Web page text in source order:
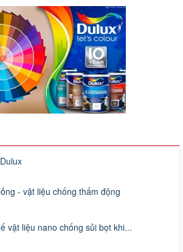
- vật liệu chống thấm động
vật liệu nano chống sủi bọt khi...